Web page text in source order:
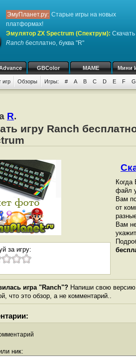
ЭмуПланет.ру: Старые игры на новых
платформах!
Эмулятор ZX Spectrum (Спектрум): Скачать
Ranch бесплатно, буква "R"
GBColor MAME Мини
игр Обзоры Игры: # A B C D E F G
R.
игру Ranch
за игру:
Когда
файл
Вам
от
Вам
игра "Ranch"? Напиши свою версию
что это обзор, а не комментарий..
ник: